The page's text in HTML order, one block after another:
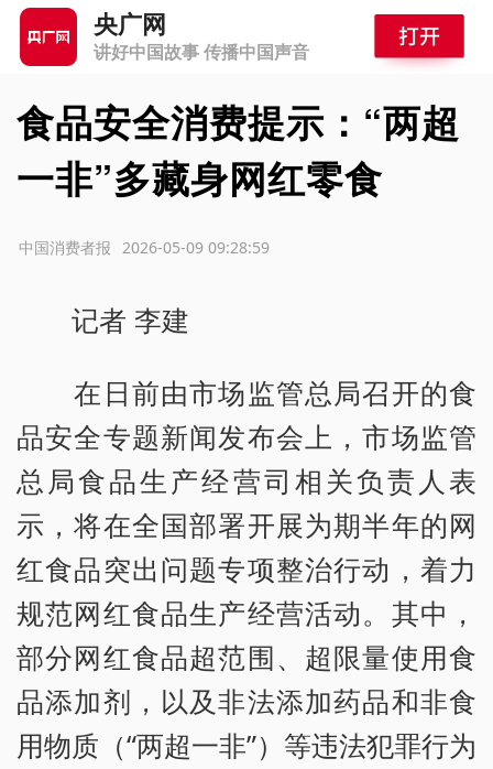
央广网
讲好中国故事 传播中国声音
食品安全消费提示：“两超
一非”多藏身网红零食
2026-05-09 09:28:59
中国消费者报
记者 李建
在日前由市场监管总局召开的食
品安全专题新闻发布会上，市场监管
总局食品生产经营司相关负责人表
示，将在全国部署开展为期半年的网
红食品突出问题专项整治行动，着力
规范网红食品生产经营活动。其中，
部分网红食品超范围、超限量使用食
品添加剂，以及非法添加药品和非食
用物质（“两超一非”）等违法犯罪行为